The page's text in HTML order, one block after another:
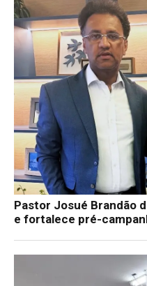
Pastor Josué Brandão
e fortalece pré-